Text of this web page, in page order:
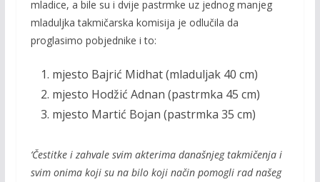
mladice, a bile su i dvije pastrmke uz jednog manjeg
mladuljka takmičarska komisija je odlučila da
proglasimo pobjednike i to:
mjesto Bajrić Midhat (mladuljak 40 cm)
mjesto Hodžić Adnan (pastrmka 45 cm)
mjesto Martić Bojan (pastrmka 35 cm)
‘Čestitke i zahvale svim akterima današnjeg takmičenja i
svim onima koji su na bilo koji način pomogli rad našeg